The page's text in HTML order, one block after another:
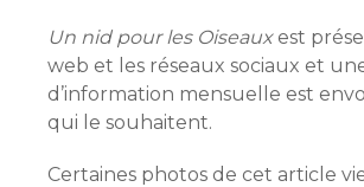
Un nid pour les Oiseauxest
web et les réseaux sociaux et
d’information mensuelle est
qui le souhaitent.
Certaines photos de cet article